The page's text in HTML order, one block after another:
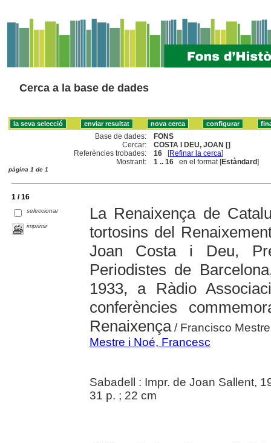
Cerca a la base de dades
Base de dades:
FONS
Cercar:
COSTA I DEU, JOAN []
Referències trobades:
16 [Refinar la cerca]
Mostrant:
1 .. 16 en el format [Estàndard]
pàgina 1 de 1
1 / 16
seleccionar
imprimir
La Renaixença de
tortosins del
Joan Costa i Deu,
Periodistes de
1933, a Ràdio
conferències
Renaixença/ Francisco
Mestre i Noé, Francesc
Sabadell : Impr. de Joan Sallent,
31 p. ; 22 cm